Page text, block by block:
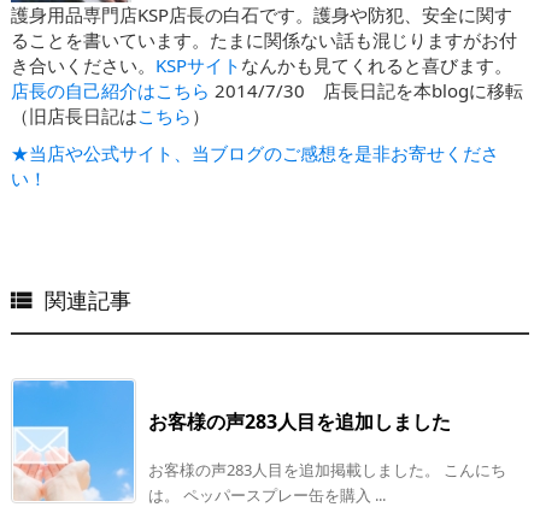
護身用品専門店KSP店長の白石です。護身や防犯、安全に関す
ることを書いています。たまに関係ない話も混じりますがお付
き合いください。 KSPサイト なんかも見てくれると喜びます。
店長の自己紹介はこちら 2014/7/30 店長日記を本blogに移転
（旧店長日記はこちら ）
★当店や公式サイト、当ブログのご感想を是非お寄せくださ
い！
 関連記事
お客様の声283人目を追加しました
お客様の声283人目を追加掲載しました。 こんにち
は。 ペッパースプレー缶を購入 ...